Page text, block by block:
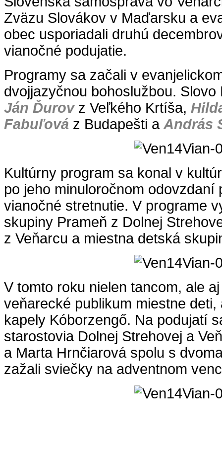
Zväzu Slovákov v Maďarsku a
obec usporiadali druhú
vianočné podujatie.
Programy sa začali v
dvojjazyčnou bohoslužbou. Slovo
Ján Ďurovz Veľkého Krtíša,
Fabuľová z Budapešti a András
Kultúrny program sa konal v
po jeho minuloročnom odovzdaní
vianočné stretnutie. V programe
skupiny Prameň z Dolnej
z Veňarcu a miestna detská
V tomto roku nielen tancom, ale
veňarecké publikum miestne deti,
kapely Kóborzengő. Na podujatí
starostovia Dolnej Strehovej a
a Marta Hrnčiarová spolu s
zažali sviečky na adventnom